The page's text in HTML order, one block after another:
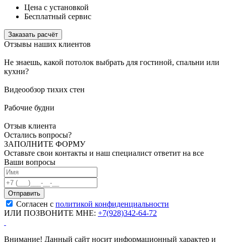
Цена с установкой
Бесплатный сервис
Заказать расчёт
Отзывы наших клиентов
Не знаешь, какой потолок выбрать для гостиной, спальни или
кухни?
Видеообзор тихих стен
Рабочие будни
Отзыв клиента
Остались вопросы?
ЗАПОЛНИТЕ ФОРМУ
Оставьте свои контакты и наш специалист ответит на все
Ваши вопросы
Согласен с политикой конфиденциальности
ИЛИ ПОЗВОНИТЕ МНЕ: +7(928)342-64-72
Внимание! Данный сайт носит информационный характер и